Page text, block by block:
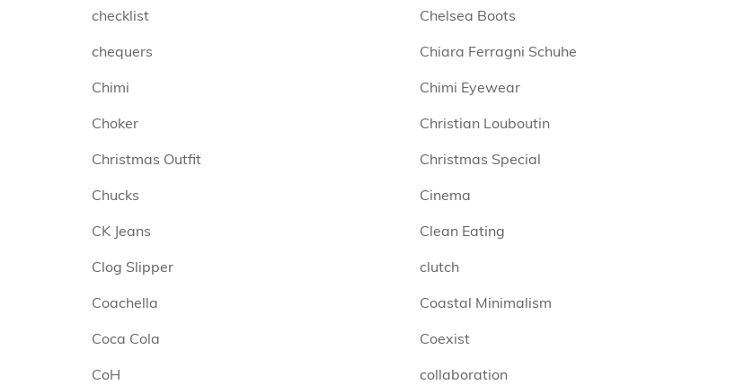
checklist
Chelsea Boots
chequers
Chiara Ferragni Schuhe
Chimi
Chimi Eyewear
Choker
Christian Louboutin
Christmas Outfit
Christmas Special
Chucks
Cinema
CK Jeans
Clean Eating
Clog Slipper
clutch
Coachella
Coastal Minimalism
Coca Cola
Coexist
CoH
collaboration